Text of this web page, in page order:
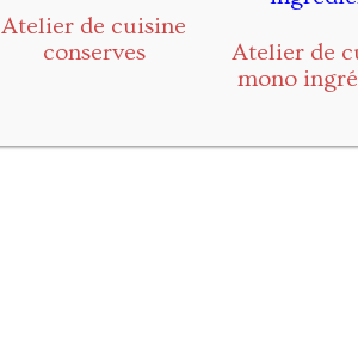
Atelier de cuisine
conserves
Atelier de
mono